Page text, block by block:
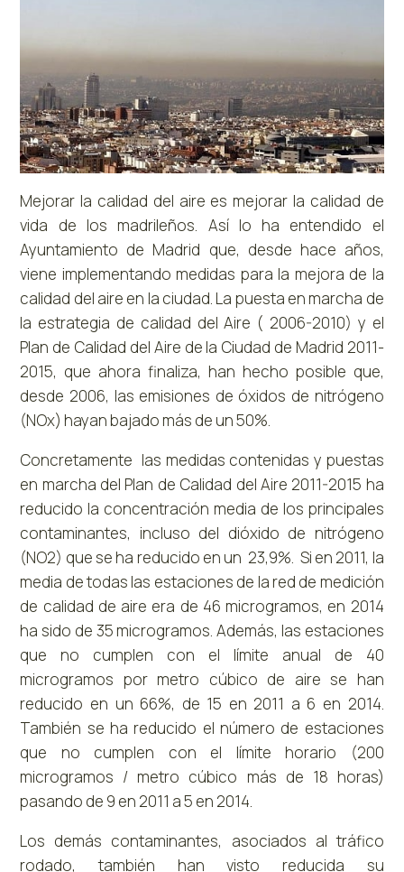
Mejorar la calidad del aire es mejorar la calidad de
vida de los madrileños. Así lo ha entendido el
Ayuntamiento de Madrid que, desde hace años,
viene implementando medidas para la mejora de la
calidad del aire en la ciudad. La puesta en marcha de
la estrategia de calidad del Aire ( 2006-2010) y el
Plan de Calidad del Aire de la Ciudad de Madrid 2011-
2015, que ahora finaliza, han hecho posible que,
desde 2006, las emisiones de óxidos de nitrógeno
(NOx) hayan bajado más de un 50%.
Concretamente las medidas contenidas y puestas
en marcha del Plan de Calidad del Aire 2011-2015 ha
reducido la concentración media de los principales
contaminantes, incluso del dióxido de nitrógeno
(NO2) que se ha reducido en un 23,9%. Si en 2011, la
media de todas las estaciones de la red de medición
de calidad de aire era de 46 microgramos, en 2014
ha sido de 35 microgramos. Además, las estaciones
que no cumplen con el límite anual de 40
microgramos por metro cúbico de aire se han
reducido en un 66%, de 15 en 2011 a 6 en 2014.
También se ha reducido el número de estaciones
que no cumplen con el límite horario (200
microgramos / metro cúbico más de 18 horas)
pasando de 9 en 2011 a 5 en 2014.
Los demás contaminantes, asociados al tráfico
rodado, también han visto reducida su